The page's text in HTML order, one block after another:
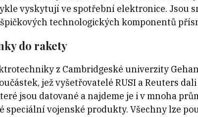
vyskytují ve spotřební elektronice. Jsou
technologických komponentů
do rakety
z Cambridgeské univerzity
jež vyšetřovatelé RUSI a Reuters
jsou datované a najdeme je i v mnoha
speciální vojenské produkty. Všechny lze